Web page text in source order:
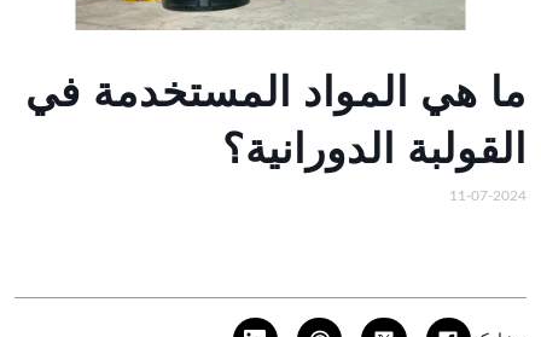
ما هي المواد المستخدمة في
القولبة الدورانية؟
11-07-2024